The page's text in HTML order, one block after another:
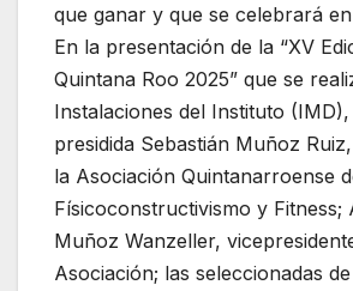
que ganar y que se celebrará
En la presentación de la “XV
Quintana Roo 2025” que se
Instalaciones del Instituto
presidida Sebastián Muñoz
la Asociación Quintanarroense
Físicoconstructivismo y Fitness;
Muñoz Wanzeller,
Asociación; las seleccionadas